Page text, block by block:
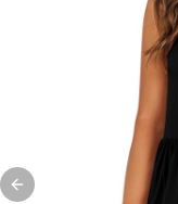
Previous slide